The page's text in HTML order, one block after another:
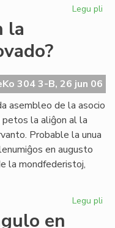
Legu pli
la
la
304 3-B, 26 jun 06
asembleo de la asocio
petos la aliĝon al la
Probable la unua
en augusto
la mondfederistoj,
Legu pli
en